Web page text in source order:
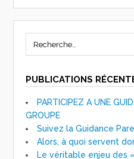
PUBLICATIONS
PARTICIPEZ A UNE
GROUPE
Suivez la Guidance
Alors, à quoi servent
Le véritable enjeu des